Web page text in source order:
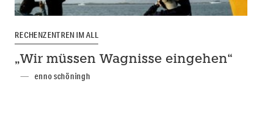
RECHENZENTREN IM ALL
„Wir müssen Wagnisse eingehen“
enno schöningh